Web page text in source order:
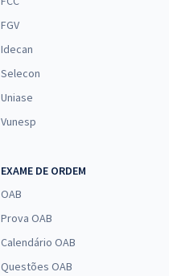
FGV
Idecan
Selecon
Uniase
Vunesp
EXAME DE ORDEM
OAB
Prova OAB
Calendário OAB
Questões OAB